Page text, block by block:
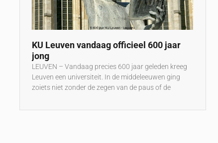
KU Leuven vandaag officieel 600 jaar
jong
LEUVEN – Vandaag precies 600 jaar geleden kreeg
Leuven een universiteit. In de middeleeuwen ging
zoiets niet zonder de zegen van de paus of de